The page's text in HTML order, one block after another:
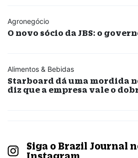
Agronegócio
O novo sócio da JBS: o
Alimentos & Bebidas
Starboard dá uma mordida
diz que a empresa vale o
Siga o Brazil Journal